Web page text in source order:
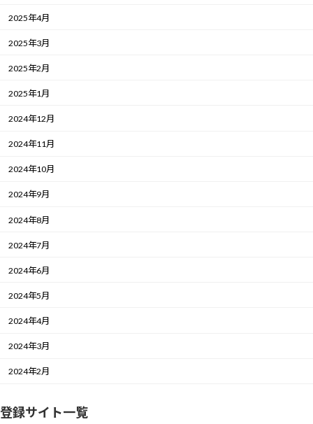
2025年4月
2025年3月
2025年2月
2025年1月
2024年12月
2024年11月
2024年10月
2024年9月
2024年8月
2024年7月
2024年6月
2024年5月
2024年4月
2024年3月
2024年2月
登録サイト一覧